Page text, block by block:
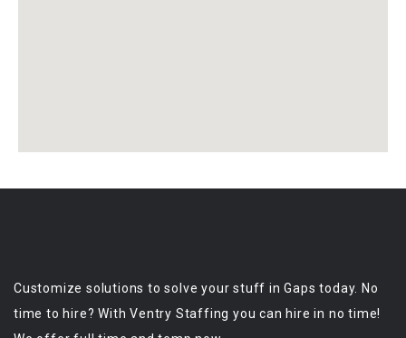
Customize solutions to solve your stuff in Gaps today. No
time to hire? With Ventry Staffing you can hire in no time!